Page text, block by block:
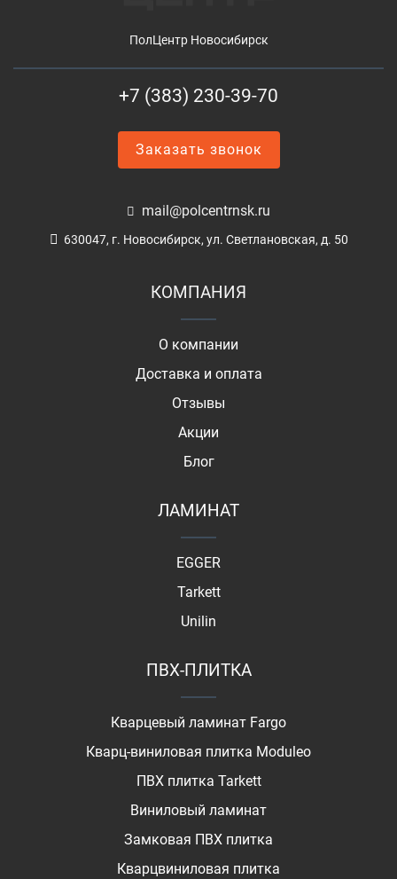
ПолЦентр Новосибирск
+7 (383) 230-39-70
Заказать звонок
mail@polcentrnsk.ru
630047, г. Новосибирск, ул. Светлановская, д. 50
КОМПАНИЯ
О компании
Доставка и оплата
Отзывы
Акции
Блог
ЛАМИНАТ
EGGER
Tarkett
Unilin
ПВХ-ПЛИТКА
Кварцевый ламинат Fargo
Кварц-виниловая плитка Moduleo
ПВХ плитка Tarkett
Виниловый ламинат
Замковая ПВХ плитка
Кварцвиниловая плитка